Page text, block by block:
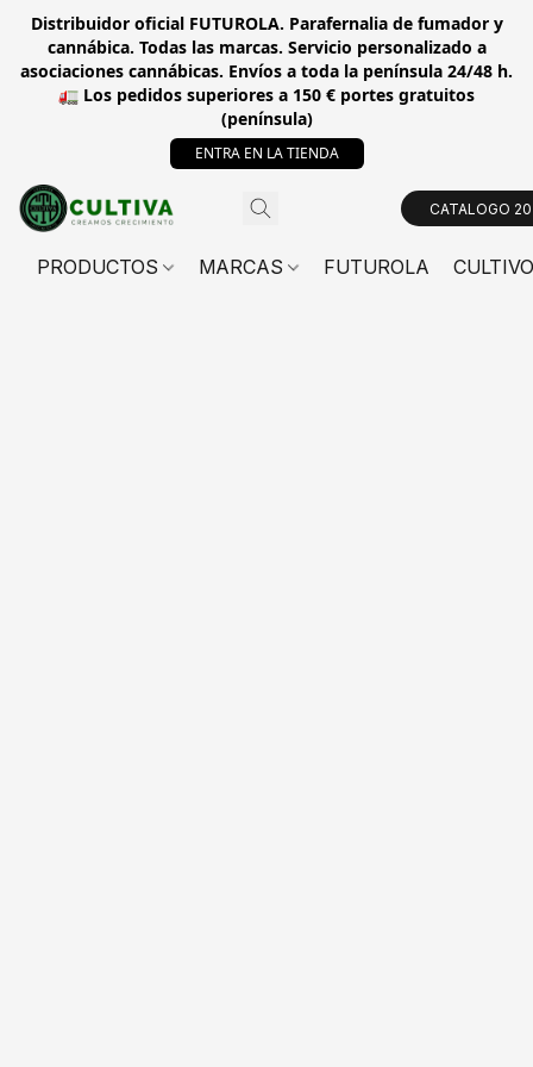
Distribuidor oficial FUTUROLA. Parafernalia de fumador y
cannábica. Todas las marcas. Servicio personalizado a
asociaciones cannábicas. Envíos a toda la península 24/48 h.
🚛 Los pedidos superiores a 150 € portes gratuitos
(península)
ENTRA EN LA TIENDA
CATALOGO
PRODUCTOS MARCAS FUTUROLA